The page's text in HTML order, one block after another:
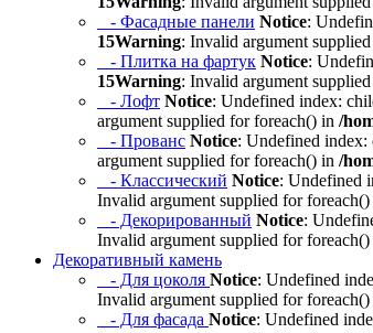
- Фасадные панели Notice:
15Warning: Invalid argument
- Плитка на фартук Notice:
15Warning: Invalid argument
- Лофт Notice: Undefined index:
argument supplied for foreach() in /
- Прованс Notice: Undefined
argument supplied for foreach() in /
- Классический Notice: Undefined
Invalid argument supplied for foreach()
- Декорированный Notice:
Invalid argument supplied for foreach()
Декоративный камень
- Для цоколя Notice: Undefined
Invalid argument supplied for foreach()
- Для фасада Notice: Undefined